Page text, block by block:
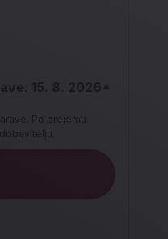
15. 8. 2026*
Po prejemu